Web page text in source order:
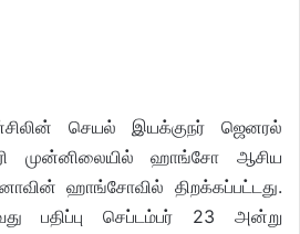
செயல் இயக்குநர் ஜெனரல்
முன்னிலையில் ஹாங்சோ ஆசிய
ஹாங்சோவில் திறக்கப்பட்டது.
பதிப்பு செப்டம்பர் 23 அன்று